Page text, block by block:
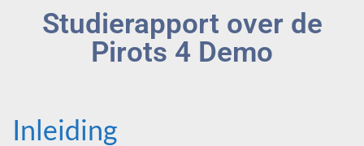
Studierapport over de
Pirots 4 Demo
Inleiding